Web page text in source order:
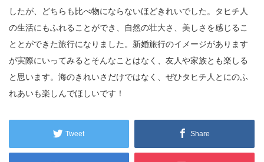
したが、どちらも比べ物にならないほどきれいでした。タヒチ人
の生活にもふれることができ、自然の壮大さ、美しさを感じるこ
ととができた旅行になりました。新婚旅行のイメージがあります
が実際にいってみるとそんなことはなく、友人や家族とも楽しる
と思います。海のきれいさだけではなく、ぜひタヒチ人とにのふ
れあいも楽しんでほしいです！
Tweet Share